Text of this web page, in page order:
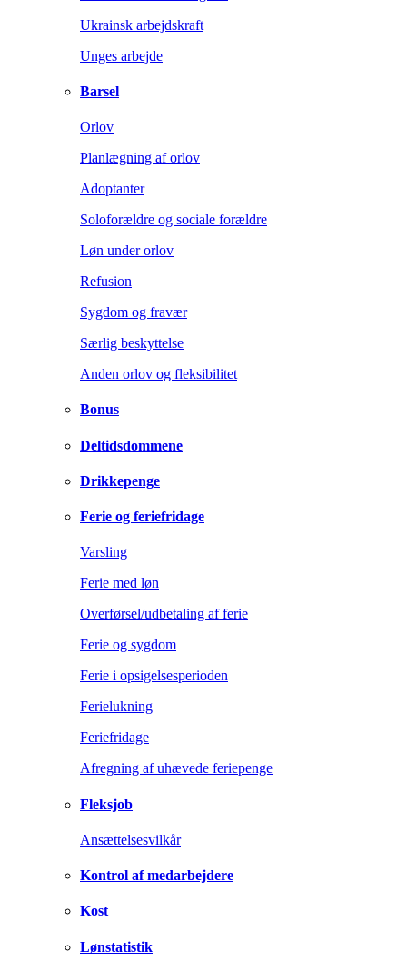
Ukrainsk arbejdskraft
Unges arbejde
Barsel
Orlov
Planlægning af orlov
Adoptanter
Soloforældre og sociale forældre
Løn under orlov
Refusion
Sygdom og fravær
Særlig beskyttelse
Anden orlov og fleksibilitet
Bonus
Deltidsdommene
Drikkepenge
Ferie og feriefridage
Varsling
Ferie med løn
Overførsel/udbetaling af ferie
Ferie og sygdom
Ferie i opsigelsesperioden
Ferielukning
Feriefridage
Afregning af uhævede feriepenge
Fleksjob
Ansættelsesvilkår
Kontrol af medarbejdere
Kost
Lønstatistik